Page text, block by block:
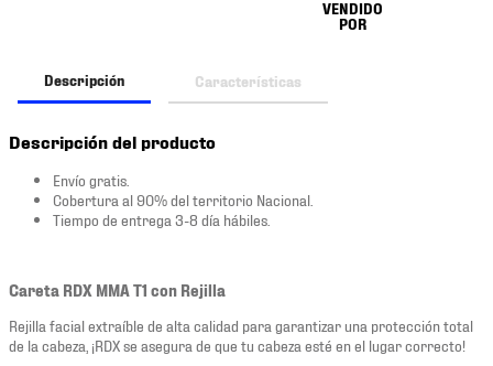
VENDIDO
POR
Descripción Características
Descripción del producto
Envío gratis.
Cobertura al 90% del territorio Nacional.
Tiempo de entrega 3-8 día hábiles.
Careta RDX MMA T1 con Rejilla
Rejilla facial extraíble de alta calidad para garantizar una protección total
de la cabeza, ¡RDX se asegura de que tu cabeza esté en el lugar correcto!